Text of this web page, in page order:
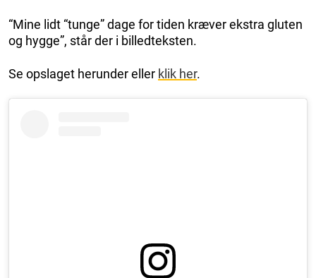
“Mine lidt “tunge” dage for tiden kræver ekstra gluten
og hygge”, står der i billedteksten.
Se opslaget herunder eller klik her.